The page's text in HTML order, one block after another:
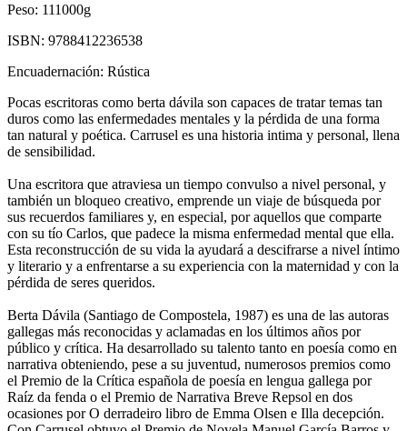
Peso: 111000g
ISBN: 9788412236538
Encuadernación: Rústica
Pocas escritoras como berta dávila son capaces de tratar temas tan
duros como las enfermedades mentales y la pérdida de una forma
tan natural y poética. Carrusel es una historia intima y personal, llena
de sensibilidad.
Una escritora que atraviesa un tiempo convulso a nivel personal, y
también un bloqueo creativo, emprende un viaje de búsqueda por
sus recuerdos familiares y, en especial, por aquellos que comparte
con su tío Carlos, que padece la misma enfermedad mental que ella.
Esta reconstrucción de su vida la ayudará a descifrarse a nivel íntimo
y literario y a enfrentarse a su experiencia con la maternidad y con la
pérdida de seres queridos.
Berta Dávila (Santiago de Compostela, 1987) es una de las autoras
gallegas más reconocidas y aclamadas en los últimos años por
público y crítica. Ha desarrollado su talento tanto en poesía como en
narrativa obteniendo, pese a su juventud, numerosos premios como
el Premio de la Crítica española de poesía en lengua gallega por
Raíz da fenda o el Premio de Narrativa Breve Repsol en dos
ocasiones por O derradeiro libro de Emma Olsen e Illa decepción.